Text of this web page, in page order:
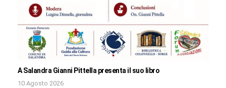
A Salandra Gianni Pittella presenta il suo libro
10 Agosto 2026